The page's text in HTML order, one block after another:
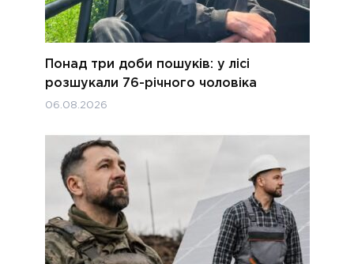
Понад три доби пошуків: у лісі
розшукали 76-річного чоловіка
06.08.2026